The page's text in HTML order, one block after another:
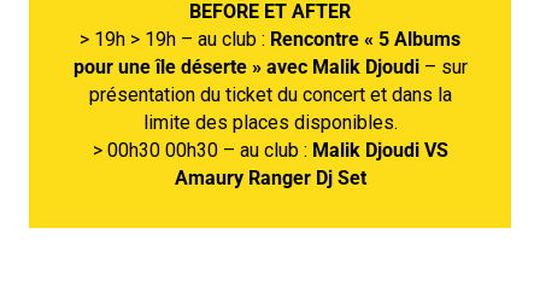
BEFORE ET AFTER
> 19h > 19h – au club : Rencontre « 5 Albums
pour une île déserte » avec Malik Djoudi– sur
présentation du ticket du concert et dans la
limite des places disponibles.
> 00h30 00h30 – au club : Malik Djoudi VS
Amaury Ranger Dj Set